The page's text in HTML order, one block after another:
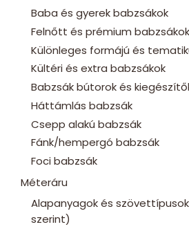
Baba és gyerek babzsákok
Felnőtt és prémium babzsákok
Különleges formájú és
Kültéri és extra babzsákok
Babzsák bútorok és
Háttámlás babzsák
Csepp alakú babzsák
Fánk/hempergó babzsák
Foci babzsák
Méteráru
Alapanyagok és
szerint)